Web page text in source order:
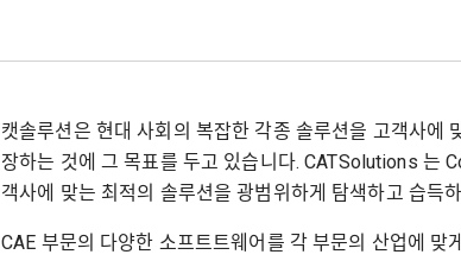
캣솔루션은 현대 사회의 복잡한 각종 솔루션을 고객사에
장하는 것에 그 목표를 두고 있습니다. CATSolutions 는
객사에 맞는 최적의 솔루션을 광범위하게 탐색하고 습득
​CAE 부문의 다양한 소프트트웨어를 각 부문의 산업에